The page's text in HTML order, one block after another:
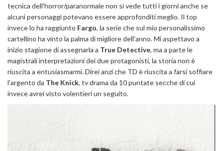
tecnica dell'horror/paranormale non si vede tutti i giorni anche se
alcuni personaggi potevano essere approfonditi meglio. Il top
invece lo ha raggiunto Fargo, la serie che sul mio personalissimo
cartellino ha vinto la palma di migliore dell'anno. Mi aspettavo a
inizio stagione di assegnarla a True Detective, ma a parte le
magistrali interpretazioni dei due protagonisti, la storia non è
riuscita a entusiasmarmi. Direi anzi che TD è riuscita a farsi soffiare
l'argento da The Knick, tv drama da 10 puntate secche di cui
invece avrei visto volentieri un seguito.